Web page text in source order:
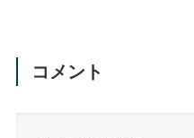
コメント